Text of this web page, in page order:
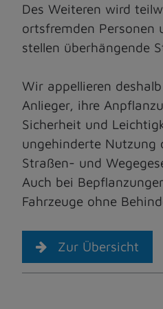
Des Weiteren wird
ortsfremden Personen
stellen überhängende
Wir appellieren
Anlieger, ihre
Sicherheit und
ungehinderte Nutzung
Straßen- und
Auch bei
Fahrzeuge ohne
Zur Übersicht